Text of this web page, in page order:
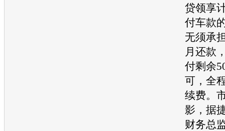
贷领享
付车款
无须承
月还款
付剩余
可，全
续费。
影，据
财务总